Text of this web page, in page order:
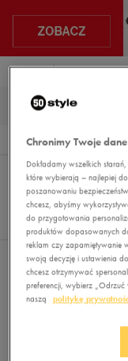
STRONA GŁÓWNA PUMA
0
Wyników
Sortuj:
REKOMENDOWANE
Nie wybrano filtrów
Chronimy Twoje dane
Dokładamy wszelkich
które wybierają – najlepiej
poszanowaniu
chcesz, abyśmy
do przygotowania
produktów dopasowanych
reklam czy zapamiętywanie
swoją decyzję i ustawienia
chcesz otrzymywać
preferencji, wybierz
naszą
politykę